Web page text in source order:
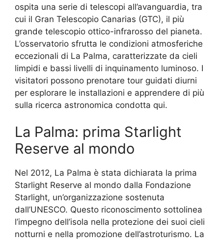
ospita una serie di telescopi all’avanguardia, tra
cui il Gran Telescopio Canarias (GTC), il più
grande telescopio ottico-infrarosso del pianeta.
L’osservatorio sfrutta le condizioni atmosferiche
eccezionali di La Palma, caratterizzate da cieli
limpidi e bassi livelli di inquinamento luminoso. I
visitatori possono prenotare tour guidati diurni
per esplorare le installazioni e apprendere di più
sulla ricerca astronomica condotta qui.
La Palma: prima Starlight
Reserve al mondo
Nel 2012, La Palma è stata dichiarata la prima
Starlight Reserve al mondo dalla Fondazione
Starlight, un’organizzazione sostenuta
dall’UNESCO. Questo riconoscimento sottolinea
l’impegno dell’isola nella protezione dei suoi cieli
notturni e nella promozione dell’astroturismo. La